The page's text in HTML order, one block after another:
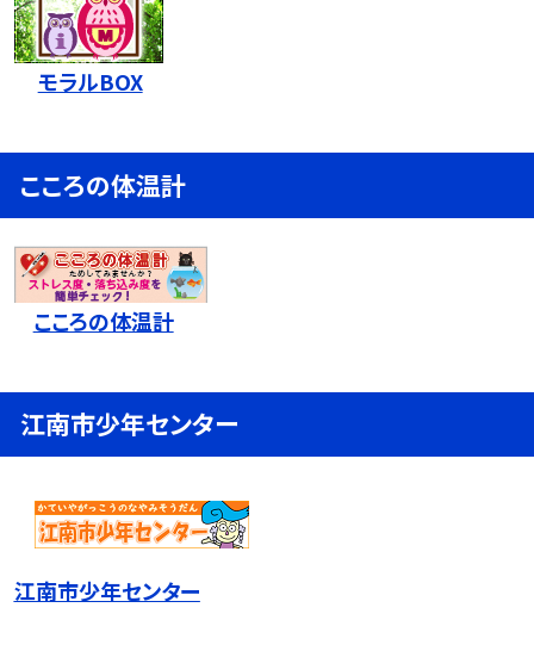
モラルBOX
こころの体温計
こころの体温計
江南市少年センター
江南市少年センター